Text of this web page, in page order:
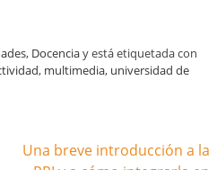
, Docenciay está etiquetada con
, multimedia, universidad de
Una breve introducción a la